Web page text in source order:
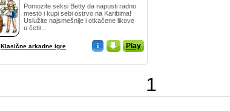
Pomozite seksi Betty da napusti radno
mesto i kupi sebi ostrvo na Karibima!
Uslužite najsmešnije i otkačene likove
u četir...
Klasične arkadne igre i _ Play
1